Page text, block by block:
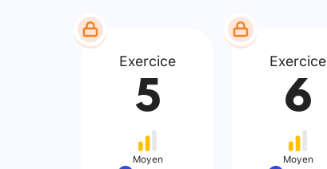
Exercice
5
Moyen
Exercice
6
Moyen